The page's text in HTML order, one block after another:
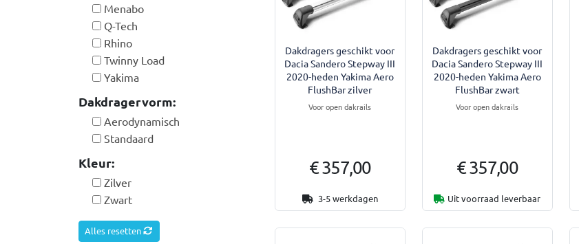
Menabo
Q-Tech
Rhino
Twinny Load
Yakima
Dakdragervorm:
Aerodynamisch
Standaard
Kleur:
Zilver
Zwart
Alles resetten
Dakdragers geschikt voor
Dacia Sandero Stepway III
2020-heden Yakima Aero
FlushBar zilver
Voor open dakrails
€ 357,00
3-5 werkdagen
Dakdragers geschikt voor
Dacia Sandero Stepway III
2020-heden Yakima Aero
FlushBar zwart
Voor open dakrails
€ 357,00
Uit voorraad leverbaar